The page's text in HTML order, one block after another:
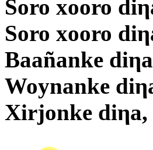
Soro xooro
Soro xooro
Baañanke
Woynanke
Xirjonke